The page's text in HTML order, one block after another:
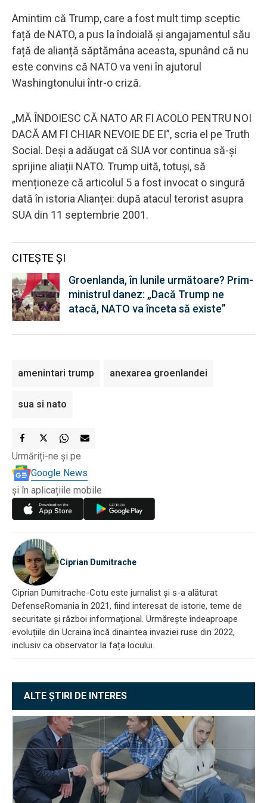
Amintim că Trump, care a fost mult timp sceptic
față de NATO, a pus la îndoială și angajamentul său
față de alianță săptămâna aceasta, spunând că nu
este convins că NATO va veni în ajutorul
Washingtonului într-o criză.
„MĂ ÎNDOIESC CĂ NATO AR FI ACOLO PENTRU NOI
DACĂ AM FI CHIAR NEVOIE DE EI”, scria el pe Truth
Social. Deși a adăugat că SUA vor continua să-și
sprijine aliații NATO. Trump uită, totuși, să
menționeze că articolul 5 a fost invocat o singură
dată în istoria Alianței: după atacul terorist asupra
SUA din 11 septembrie 2001.
CITEȘTE ȘI
Groenlanda, în lunile următoare? Prim-
ministrul danez: „Dacă Trump ne
atacă, NATO va înceta să existe”
amenintari trump anexarea groenlandei
sua si nato
Urmăriți-ne și pe
Google News
și în aplicațiile mobile
Ciprian Dumitrache
Ciprian Dumitrache-Cotu este jurnalist și s-a alăturat
DefenseRomania în 2021, fiind interesat de istorie, teme de
securitate și război informațional. Urmărește îndeaproape
evoluțiile din Ucraina încă dinaintea invaziei ruse din 2022,
inclusiv ca observator la fața locului.
ALTE ȘTIRI DE INTERES